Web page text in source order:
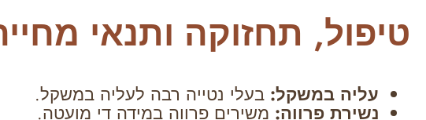
טיפול, תחזוקה ותנאי
עליה במשקל: בעלי נטייה רבה לעליה במשקל.
נשירת פרווה: משירים פרווה במידה די מועטה.